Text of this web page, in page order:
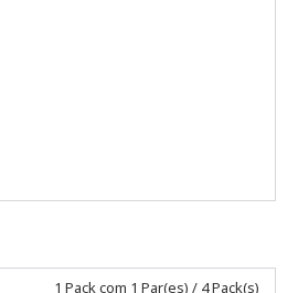
1 Pack com 1 Par(es) / 4 Pack(s)